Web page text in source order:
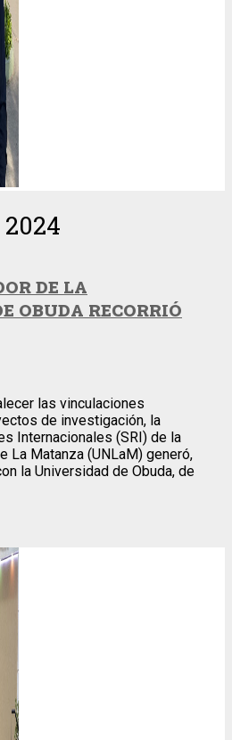
DE LA
OBUDA RECORRIÓ
las vinculaciones
de investigación, la
Internacionales (SRI) de la
La Matanza (UNLaM) generó,
la Universidad de Obuda, de